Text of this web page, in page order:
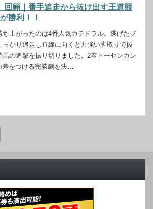
回顧｜番手追走から抜け出す王道競
勝利！！
ち上がったのは4番人気カテドラル。逃げたブ
っかり追走し直線に向くと力強い脚取りで抜
馬の追撃を振り切りました。2着トーセンカン
差をつける完勝劇を決…